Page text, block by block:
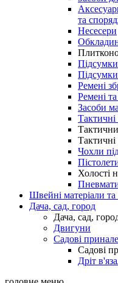
та
Несесери
Ремені
Ремені
Засоби
Чохли
Холості
Швейні матеріали
Дача, сад, город
Дача, сад,
Двигуни
Садові
Садові
Дріт